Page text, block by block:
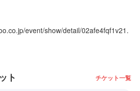
event/show/detail/02afe4fqf1v21.
ト チケット一覧